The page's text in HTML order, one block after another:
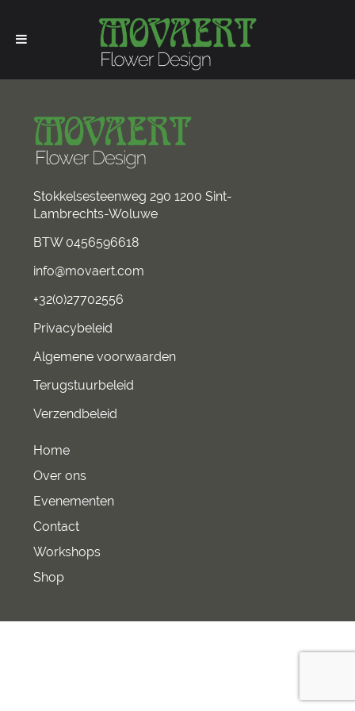
Stokkelsesteenweg 290 1200 Sint-
Lambrechts-Woluwe
BTW 0456596618
info@movaert.com
+32(0)27702556
Privacybeleid
Algemene voorwaarden
Terugstuurbeleid
Verzendbeleid
Home
Over ons
Evenementen
Contact
Workshops
Shop